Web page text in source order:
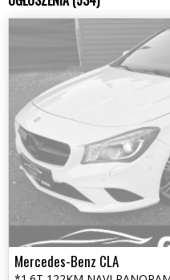
Mercedes-Benz CLA